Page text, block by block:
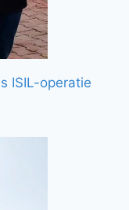
ISIL-operatie